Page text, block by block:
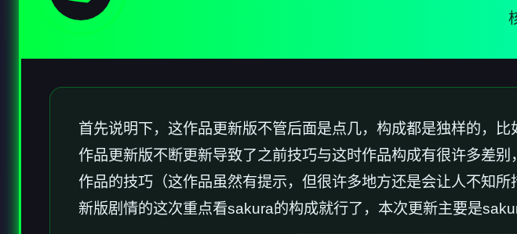
首先说明下，这作品更新版不管后面是点几，构成都是独样的，
作品更新版不断更新导致了之前技巧与这时作品构成有很许多差
作品的技巧（这作品虽然有提示，但很许多地方还是会让人不知
新版剧情的这次重点看sakura的构成就行了，本次更新主要是